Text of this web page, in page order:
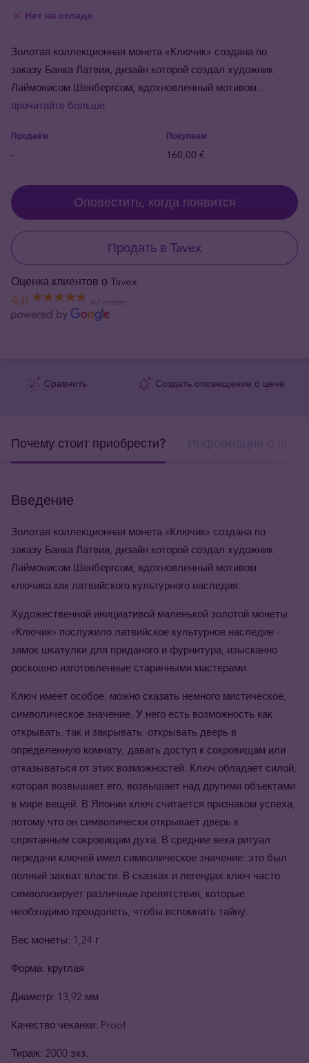
Нет на складе
Золотая коллекционная монета «Ключик» создана по
заказу Банка Латвии, дизайн которой создал художник
Лаймонисом Шенбергсом, вдохновленный мотивом ...
прочитайте больше
Продаём Покупаем
- 160,00 €
Оповестить, когда появится
Продать в Tavex
Оценка клиентов о Tavex
4,8 667 reviews
Сравнить Создать оповещение о цене
Почему стоит приобрести?
Введение
Золотая коллекционная монета «Ключик» создана по
заказу Банка Латвии, дизайн которой создал художник
Лаймонисом Шенбергсом, вдохновленный мотивом
ключика как латвийского культурного наследия.
Художественной инициативой маленькой золотой монеты
«Ключик» послужило латвийское культурное наследие -
замок шкатулки для приданого и фурнитура, изысканно
роскошно изготовленные старинными мастерами.
Ключ имеет особое, можно сказать немного мистическое,
символическое значение. У него есть возможность как
открывать, так и закрывать: открывать дверь в
определенную комнату, давать доступ к сокровищам или
отказываться от этих возможностей. Ключ обладает силой,
которая возвышает его, возвышает над другими объектами
в мире вещей. В Японии ключ считается признаком успеха,
потому что он символически открывает дверь к
спрятанным сокровищам духа. В средние века ритуал
передачи ключей имел символическое значение: это был
полный захват власти. В сказках и легендах ключ часто
символизирует различные препятствия, которые
необходимо преодолеть, чтобы вспомнить тайну.
Вес монеты: 1,24 г
Форма: круглая
Диаметр: 13,92 мм
Качество чеканки: Proof
Тираж: 2000 экз.